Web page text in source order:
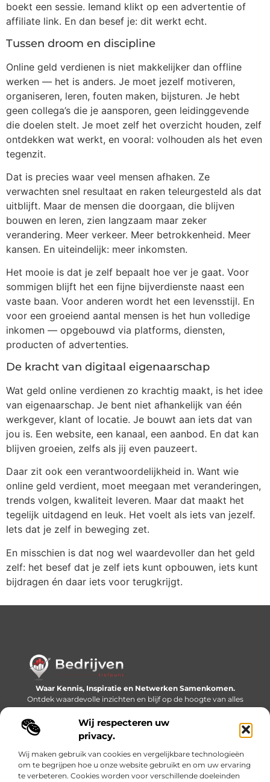
Wij respecteren uw
privacy.
Wij maken gebruik van cookies en vergelijkbare technologieën
om te begrijpen hoe u onze website gebruikt en om uw ervaring
te verbeteren. Cookies worden voor verschillende doeleinden
boekt een sessie. Iemand klikt op een advertentie of
affiliate link. En dan besef je: dit werkt echt.
Tussen droom en discipline
Online geld verdienen is niet makkelijker dan offline
werken — het is anders. Je moet jezelf motiveren,
organiseren, leren, fouten maken, bijsturen. Je hebt
geen collega’s die je aansporen, geen leidinggevende
die doelen stelt. Je moet zelf het overzicht houden, zelf
ontdekken wat werkt, en vooral: volhouden als het even
tegenzit.
Dat is precies waar veel mensen afhaken. Ze
verwachten snel resultaat en raken teleurgesteld als dat
uitblijft. Maar de mensen die doorgaan, die blijven
bouwen en leren, zien langzaam maar zeker
verandering. Meer verkeer. Meer betrokkenheid. Meer
kansen. En uiteindelijk: meer inkomsten.
Het mooie is dat je zelf bepaalt hoe ver je gaat. Voor
sommigen blijft het een fijne bijverdienste naast een
vaste baan. Voor anderen wordt het een levensstijl. En
voor een groeiend aantal mensen is het hun volledige
inkomen — opgebouwd via platforms, diensten,
producten of advertenties.
De kracht van digitaal eigenaarschap
Wat geld online verdienen zo krachtig maakt, is het idee
van eigenaarschap. Je bent niet afhankelijk van één
werkgever, klant of locatie. Je bouwt aan iets dat van
jou is. Een website, een kanaal, een aanbod. En dat kan
blijven groeien, zelfs als jij even pauzeert.
Daar zit ook een verantwoordelijkheid in. Want wie
online geld verdient, moet meegaan met veranderingen,
trends volgen, kwaliteit leveren. Maar dat maakt het
tegelijk uitdagend en leuk. Het voelt als iets van jezelf.
Iets dat je zelf in beweging zet.
En misschien is dat nog wel waardevoller dan het geld
zelf: het besef dat je zelf iets kunt opbouwen, iets kunt
bijdragen én daar iets voor terugkrijgt.
Waar Kennis, Inspiratie en Netwerken Samenkomen.
Ontdek waardevolle inzichten en blijf op de hoogte van alles
wat er speelt in de wereld.
Bericht categorie